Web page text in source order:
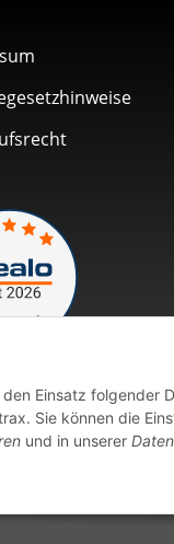
Einsatz folgender
Sie können die
und in unserer